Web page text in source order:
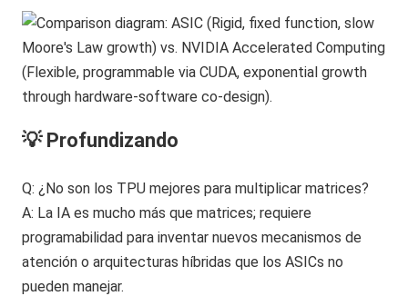
💡 Profundizando
Q: ¿No son los TPU mejores para multiplicar matrices?
A: La IA es mucho más que matrices; requiere
programabilidad para inventar nuevos mecanismos de
atención o arquitecturas híbridas que los ASICs no
pueden manejar.